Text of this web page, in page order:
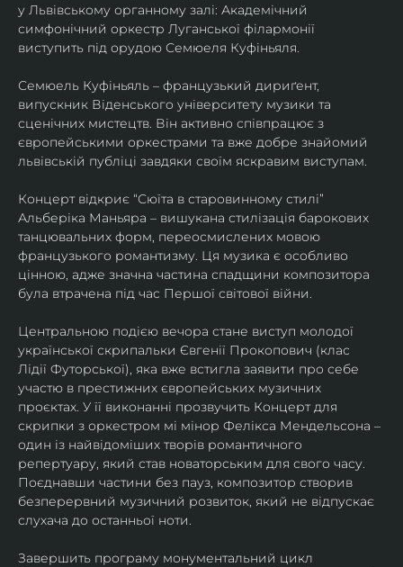
у Львівському органному залі: Академічний
симфонічний оркестр Луганської філармонії
виступить під орудою Семюеля Куфіньяля.
Семюель Куфіньяль – французький дириґент,
випускник Віденського університету музики та
сценічних мистецтв. Він активно співпрацює з
європейськими оркестрами та вже добре знайомий
львівській публіці завдяки своїм яскравим виступам.
Концерт відкриє “Сюїта в старовинному стилі”
Альберіка Маньяра – вишукана стилізація барокових
танцювальних форм, переосмислених мовою
французького романтизму. Ця музика є особливо
цінною, адже значна частина спадщини композитора
була втрачена під час Першої світової війни.
Центральною подією вечора стане виступ молодої
української скрипальки Євгенії Прокопович (клас
Лідії Футорської), яка вже встигла заявити про себе
участю в престижних європейських музичних
проєктах. У її виконанні прозвучить Концерт для
скрипки з оркестром мі мінор Фелікса Мендельсона –
один із найвідоміших творів романтичного
репертуару, який став новаторським для свого часу.
Поєднавши частини без пауз, композитор створив
безперервний музичний розвиток, який не відпускає
слухача до останньої ноти.
Завершить програму монументальний цикл